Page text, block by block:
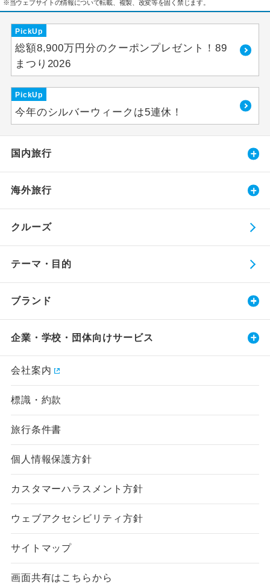
※当ウェブサイトの情報について転載、複製、改変等を固く禁じます。
PickUp
総額8,900万円分のクーポンプレゼント！89
まつり2026
PickUp
今年のシルバーウィークは5連休！
国内旅行
海外旅行
クルーズ
テーマ・目的
ブランド
企業・学校・団体向けサービス
会社案内
標識・約款
旅行条件書
個人情報保護方針
カスタマーハラスメント方針
ウェブアクセシビリティ方針
サイトマップ
画面共有はこちらから